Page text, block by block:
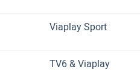
Viaplay Sport
TV6 & Viaplay